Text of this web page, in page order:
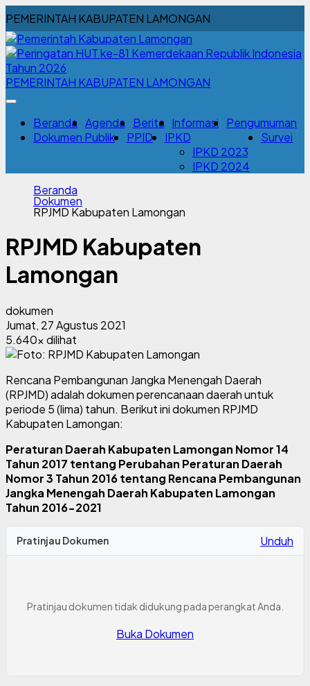
PEMERINTAH KABUPATEN LAMONGAN
PEMERINTAH KABUPATEN LAMONGAN
Beranda Agenda Berita Informasi
Pengumuman
Dokumen Publik
PPID
IPKD
IPKD 2023
IPKD 2024
Survei
Beranda
Dokumen
RPJMD Kabupaten Lamongan
RPJMD Kabupaten
Lamongan
dokumen
Jumat, 27 Agustus 2021
5.640x dilihat
Rencana Pembangunan Jangka Menengah Daerah
(RPJMD) adalah dokumen perencanaan daerah untuk
periode 5 (lima) tahun. Berikut ini dokumen RPJMD
Kabupaten Lamongan:
Peraturan Daerah Kabupaten Lamongan Nomor 14
Tahun 2017 tentang Perubahan Peraturan Daerah
Nomor 3 Tahun 2016 tentang Rencana Pembangunan
Jangka Menengah Daerah Kabupaten Lamongan
Tahun 2016-2021
Pratinjau Dokumen Unduh
Pratinjau dokumen tidak didukung pada perangkat Anda.
Buka Dokumen